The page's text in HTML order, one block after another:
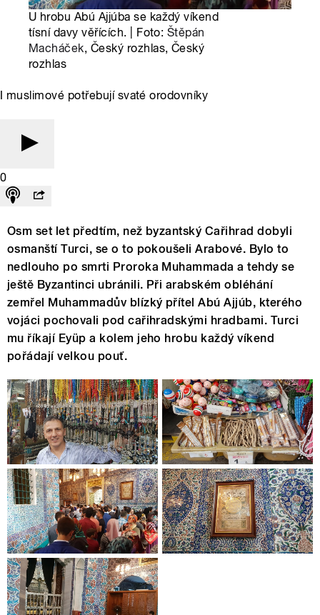
U hrobu Abú Ajjúba se každý víkend
tísní davy věřících. | Foto: Štěpán
Macháček, Český rozhlas, Český
rozhlas
I muslimové potřebují svaté orodovníky
0
Osm set let předtím, než byzantský Cařihrad dobyli
osmanští Turci, se o to pokoušeli Arabové. Bylo to
nedlouho po smrti Proroka Muhammada a tehdy se
ještě Byzantinci ubránili. Při arabském obléhání
zemřel Muhammadův blízký přítel Abú Ajjúb, kterého
vojáci pochovali pod cařihradskými hradbami. Turci
mu říkají Eyüp a kolem jeho hrobu každý víkend
pořádají velkou pouť.